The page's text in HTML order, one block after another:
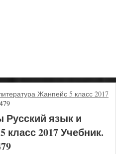
Жанпейс 5 класс 2017
язык и
класс 2017 Учебник.